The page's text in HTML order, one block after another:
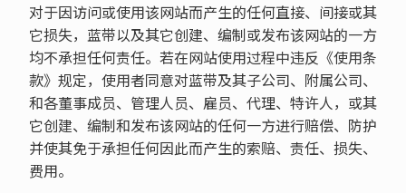
对于因访问或使用该网站而产生的任何直接、间接或其
它损失，蓝带以及其它创建、编制或发布该网站的一方
均不承担任何责任。若在网站使用过程中违反《使用条
款》规定，使用者同意对蓝带及其子公司、附属公司、
和各董事成员、管理人员、雇员、代理、特许人，或其
它创建、编制和发布该网站的任何一方进行赔偿、防护
并使其免于承担任何因此而产生的索赔、责任、损失、
费用。